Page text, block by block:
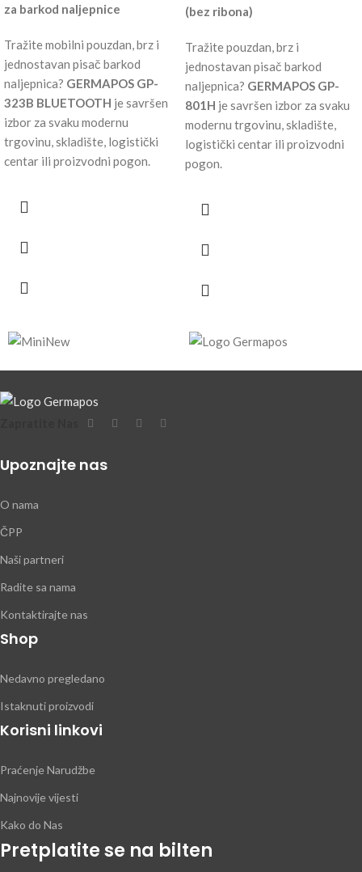
za barkod naljepnice
Tražite mobilni pouzdan, brz i
jednostavan pisač barkod
naljepnica? GERMAPOS GP-
323B BLUETOOTH je savršen
izbor za svaku modernu
trgovinu, skladište, logistički
centar ili proizvodni pogon.
(bez ribona)
Tražite pouzdan, brz i
jednostavan pisač barkod
naljepnica? GERMAPOS GP-
801H je savršen izbor za svaku
modernu trgovinu, skladište,
logistički centar ili proizvodni
pogon.
Upoznajte nas
O nama
ČPP
Naši partneri
Radite sa nama
Kontaktirajte nas
Shop
Nedavno pregledano
Istaknuti proizvodi
Korisni linkovi
Praćenje Narudžbe
Najnovije vijesti
Kako do Nas
Pretplatite se na bilten